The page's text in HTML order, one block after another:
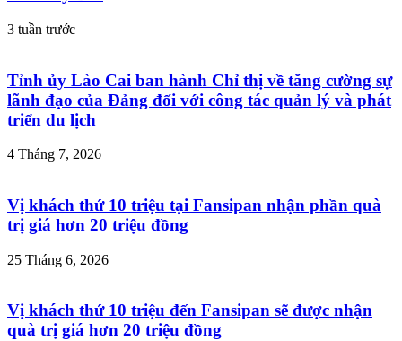
3 tuần trước
Tỉnh ủy Lào Cai ban hành Chỉ thị về tăng cường sự
lãnh đạo của Đảng đối với công tác quản lý và phát
triển du lịch
4 Tháng 7, 2026
Vị khách thứ 10 triệu tại Fansipan nhận phần quà
trị giá hơn 20 triệu đồng
25 Tháng 6, 2026
Vị khách thứ 10 triệu đến Fansipan sẽ được nhận
quà trị giá hơn 20 triệu đồng